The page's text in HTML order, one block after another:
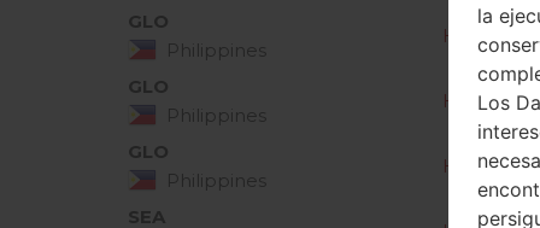
GLO
Philippines
GLO
Philippines
GLO
Philippines
SEA
la
Los